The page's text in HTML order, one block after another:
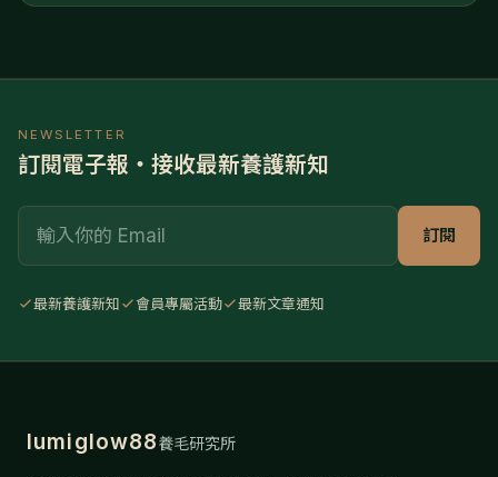
NEWSLETTER
訂閱電子報・接收最新養護新知
訂閱
最新養護新知 會員專屬活動 最新文章通知
lumiglow88養毛研究所